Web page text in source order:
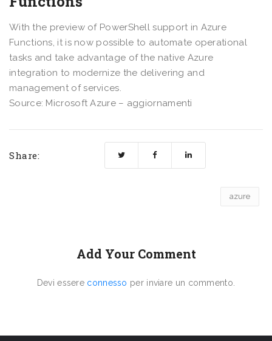
With the preview of PowerShell support in Azure
Functions, it is now possible to automate operational
tasks and take advantage of the native Azure
integration to modernize the delivering and
management of services.
Source: Microsoft Azure – aggiornamenti
Share:
azure
Add Your Comment
Devi essere connesso per inviare un commento.